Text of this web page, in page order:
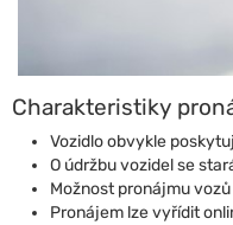
Charakteristiky
Vozidlo obvykle
O údržbu vozidel se
Možnost pronájmu
Pronájem lze vyřídit